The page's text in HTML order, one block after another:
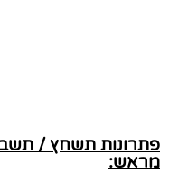
פתרונות תשחץ /
מראש: